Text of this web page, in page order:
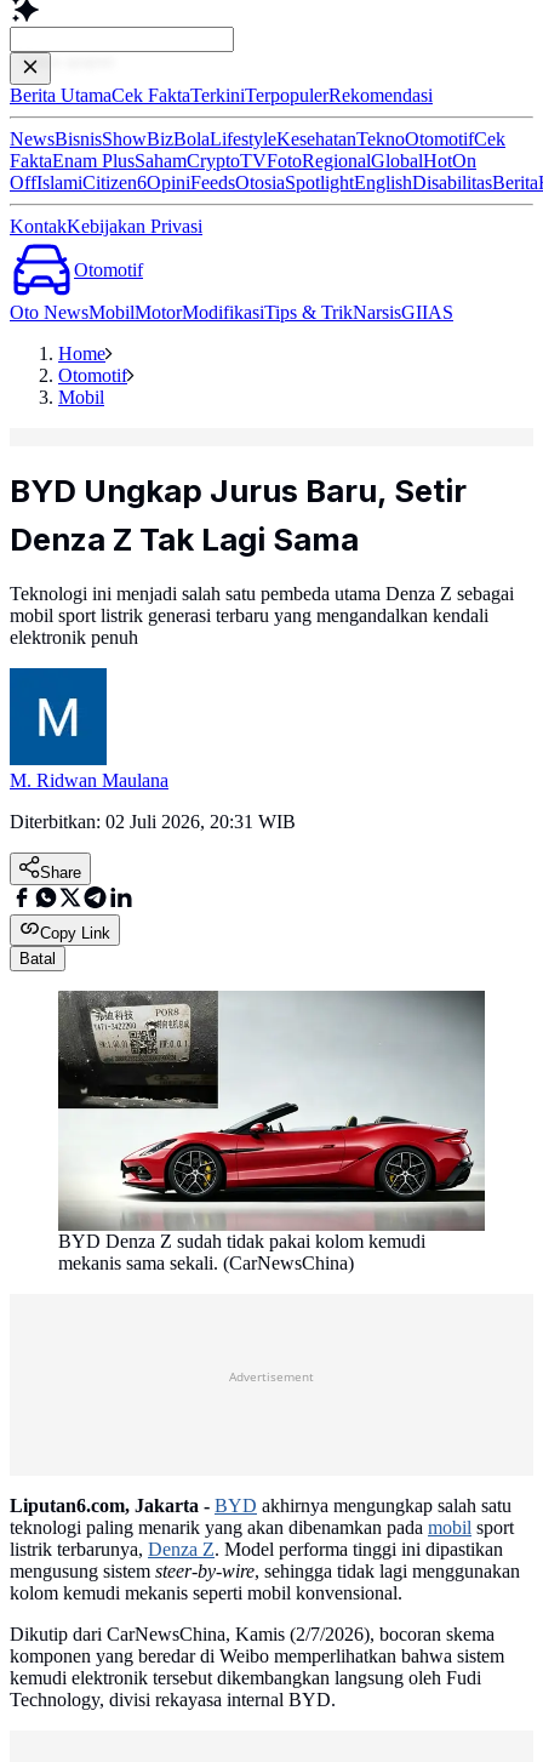
Baca le
Berita UtamaCek FaktaTerkiniTerpopulerRekomendasi
NewsBisnisShowBizBolaLifestyleKesehatanTeknoOtomotifCek
FaktaEnam PlusSahamCryptoTVFotoRegionalGlobalHotOn
OffIslamiCitizen6OpiniFeedsOtosiaSpotlightEnglishDisabilitasBerita
KontakKebijakan Privasi
Otomotif
Oto NewsMobilMotorModifikasiTips & TrikNarsisGIIAS
Home
Otomotif
Mobil
BYD Ungkap Jurus Baru, Setir
Denza Z Tak Lagi Sama
Teknologi ini menjadi salah satu pembeda utama Denza Z sebagai
mobil sport listrik generasi terbaru yang mengandalkan kendali
elektronik penuh
M. Ridwan Maulana
Diterbitkan: 02 Juli 2026, 20:31 WIB
Share
Copy Link
Batal
BYD Denza Z sudah tidak pakai kolom kemudi
mekanis sama sekali. (CarNewsChina)
Advertisement
Liputan6.com, Jakarta - BYD akhirnya mengungkap salah satu
teknologi paling menarik yang akan dibenamkan pada mobil sport
listrik terbarunya, Denza Z. Model performa tinggi ini dipastikan
mengusung sistem steer-by-wire, sehingga tidak lagi menggunakan
kolom kemudi mekanis seperti mobil konvensional.
Dikutip dari CarNewsChina, Kamis (2/7/2026), bocoran skema
komponen yang beredar di Weibo memperlihatkan bahwa sistem
kemudi elektronik tersebut dikembangkan langsung oleh Fudi
Technology, divisi rekayasa internal BYD.